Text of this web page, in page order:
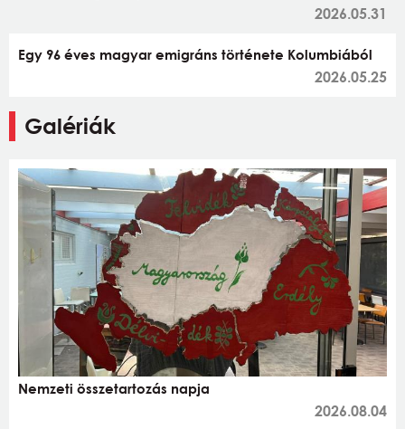
2026.05.31
Egy 96 éves magyar emigráns története Kolumbiából
2026.05.25
Galériák
Nemzeti összetartozás napja
2026.08.04